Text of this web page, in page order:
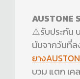
AUSTONE
⚠️รับประกัน
นับจากวันที่ล
ยาง
บวม แตก เค